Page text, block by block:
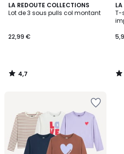
LA REDOUTE COLLECTIONS
Lot de 3 sous pulls col montant
22,99 €
4,7
/ 5
4,7
/
T-
/
/